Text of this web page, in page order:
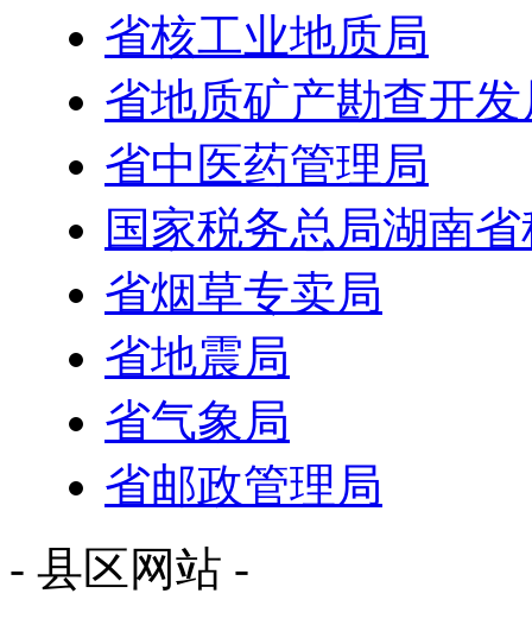
省核工业地质局
省地质矿产勘查开发
省中医药管理局
国家税务总局湖南
省烟草专卖局
省地震局
省气象局
省邮政管理局
- 县区网站 -